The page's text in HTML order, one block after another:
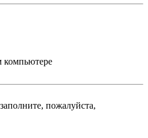
компьютере
пожалуйста,